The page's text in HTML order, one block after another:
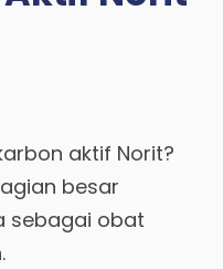
aktif Norit?
besar
sebagai obat